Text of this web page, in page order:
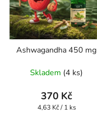
Ashwagandha 450 mg
Skladem (4 ks)
370 Kč
Měrná
4,63 Kč / 1 ks